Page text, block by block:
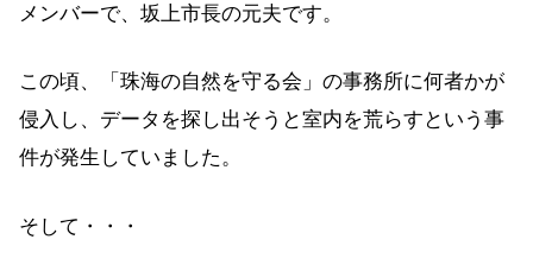
メンバーで、坂上市長の元夫です。
この頃、「珠海の自然を守る会」の事務所に何者かが
侵入し、データを探し出そうと室内を荒らすという事
件が発生していました。
そして・・・